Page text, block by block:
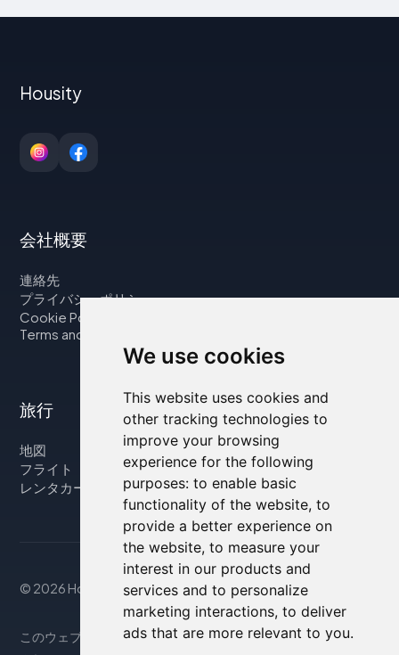
We use cookies
This website uses cookies and
other tracking technologies to
improve your browsing
experience for the following
purposes: to enable basic
functionality of the website, to
provide a better experience on
the website, to measure your
interest in our products and
services and to personalize
marketing interactions, to deliver
ads that are more relevant to you.
Housity
会社概要
連絡先
プライバシーポリシー
Cookie Policy
Terms and Conditions
旅行
地図
フライト
レンタカー
© 2026 Housity.net
このウェブサイトは参考情報のみを提供するものであり、掲載